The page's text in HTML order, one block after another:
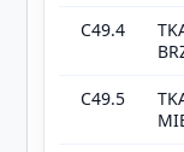
C49.4
C49.5